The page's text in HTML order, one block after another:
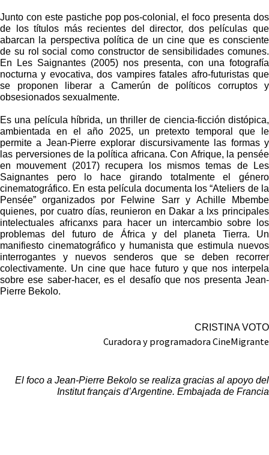
Junto con este pastiche pop pos-colonial, el foco presenta dos
de los títulos más recientes del director, dos películas que
abarcan la perspectiva política de un cine que es consciente
de su rol social como constructor de sensibilidades comunes.
En Les Saignantes (2005) nos presenta, con una fotografía
nocturna y evocativa, dos vampires fatales afro-futuristas que
se proponen liberar a Camerún de políticos corruptos y
obsesionados sexualmente.
Es una película híbrida, un thriller de ciencia-ficción distópica,
ambientada en el año 2025, un pretexto temporal que le
permite a Jean-Pierre explorar discursivamente las formas y
las perversiones de la política africana. Con Afrique, la pensée
en mouvement (2017) recupera los mismos temas de Les
Saignantes pero lo hace girando totalmente el género
cinematográfico. En esta película documenta los “Ateliers de la
Pensée” organizados por Felwine Sarr y Achille Mbembe
quienes, por cuatro días, reunieron en Dakar a lxs principales
intelectuales africanxs para hacer un intercambio sobre los
problemas del futuro de África y del planeta Tierra. Un
manifiesto cinematográfico y humanista que estimula nuevos
interrogantes y nuevos senderos que se deben recorrer
colectivamente. Un cine que hace futuro y que nos interpela
sobre ese saber-hacer, es el desafío que nos presenta Jean-
Pierre Bekolo.
CRISTINA VOTO
Curadora y programadora CineMigrante
El foco a Jean-Pierre Bekolo se realiza gracias al apoyo del
Institut français d’Argentine. Embajada de Francia